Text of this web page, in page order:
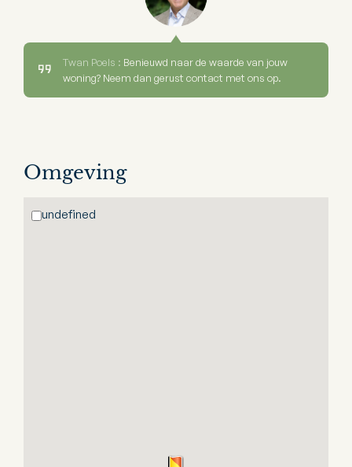
Twan Poels : Benieuwd naar de waarde van jouw
woning? Neem dan gerust contact met ons op.
Omgeving
undefined